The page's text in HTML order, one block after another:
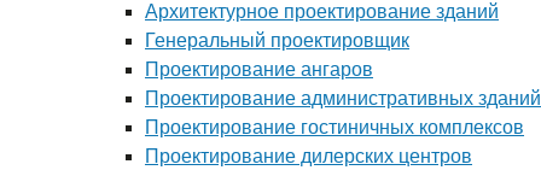
Архитектурное проектирование зданий
Генеральный проектировщик
Проектирование ангаров
Проектирование административных зданий
Проектирование гостиничных комплексов
Проектирование дилерских центров